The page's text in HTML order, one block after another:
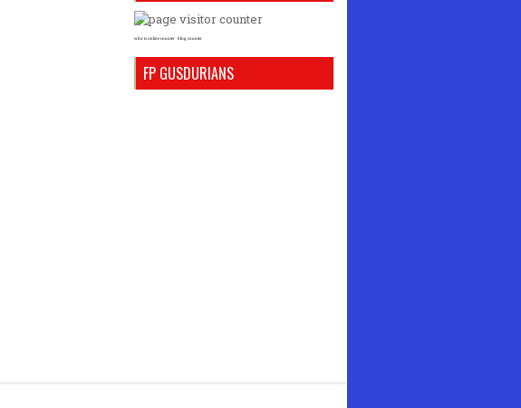
who is online counter blog counter
FP GUSDURIANS